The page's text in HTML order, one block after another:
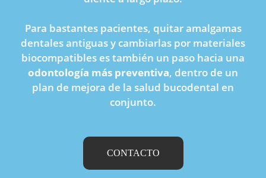
Para bastantes pacientes, quitar amalgamas
dentales antiguas y cambiarlas por materiales
biocompatibles es también un paso hacia una
odontología más preventiva, dentro de un
plan de mejora de la salud bucodental en
conjunto.
CONTACTO